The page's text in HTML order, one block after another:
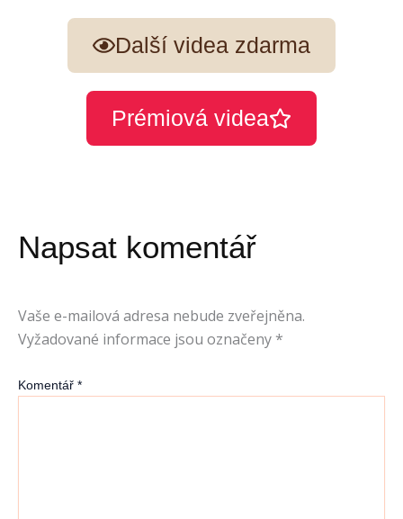
Další videa zdarma
Prémiová videa
Napsat komentář
Vaše e-mailová adresa nebude zveřejněna.
Vyžadované informace jsou označeny *
Komentář *